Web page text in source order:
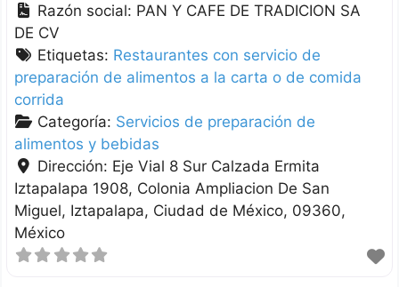
Razón social: PAN Y CAFE DE TRADICION SA
DE CV
Etiquetas: Restaurantes con servicio de
preparación de alimentos a la carta o de comida
corrida
Categoría: Servicios de preparación de
alimentos y bebidas
Dirección: Eje Vial 8 Sur Calzada Ermita
Iztapalapa 1908, Colonia Ampliacion De San
Miguel Iztapalapa Ciudad de México 09360
México